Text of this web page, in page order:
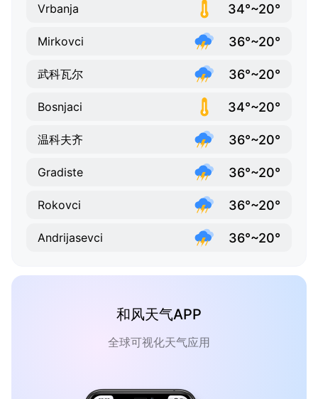
Vrbanja 34°~20°
Mirkovci 36°~20°
武科瓦尔 36°~20°
Bosnjaci 34°~20°
温科夫齐 36°~20°
Gradiste 36°~20°
Rokovci 36°~20°
Andrijasevci 36°~20°
和风天气APP
全球可视化天气应用